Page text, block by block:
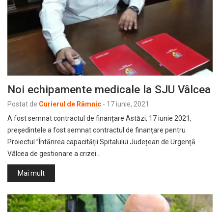
Noi echipamente medicale la SJU Vâlcea
Postat de Curierul de Râmnic - 17 iunie, 2021
A fost semnat contractul de finanțare Astăzi, 17 iunie 2021,
președintele a fost semnat contractul de finanțare pentru
Proiectul ”Întărirea capacității Spitalului Județean de Urgență
Vâlcea de gestionare a crizei…
Mai mult